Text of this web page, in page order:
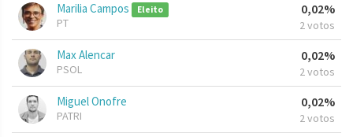
Marilia Campos Eleito
PT
0,02%
2 votos
Max Alencar
PSOL
0,02%
2 votos
Miguel Onofre
PATRI
0,02%
2 votos